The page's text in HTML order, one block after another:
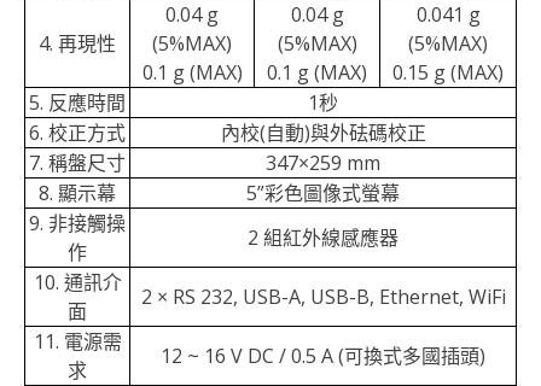
4. 再現性
0.04 g
(5%MAX)
0.1 g (MAX)
0.04 g
(5%MAX)
0.1 g (MAX)
0.041 g
(5%MAX)
0.15 g (MAX)
5. 反應時間
1秒
6. 校正方式
內校(自動)與外砝碼校正
7. 稱盤尺寸
347×259 mm
8. 顯示幕
5”彩色圖像式螢幕
9. 非接觸操
作
2 組紅外線感應器
10. 通訊介
面
2 × RS 232, USB-A, USB-B, Ethernet, WiFi
11. 電源需
求
12 ~ 16 V DC / 0.5 A (可換式多國插頭)